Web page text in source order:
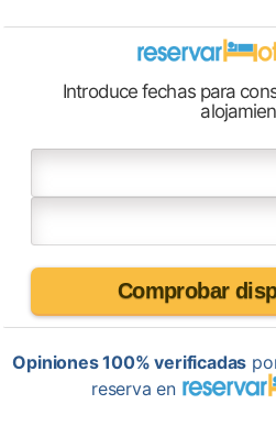
Introduce fechas para
Comprobar
Opiniones 100% verificadas
reserva en